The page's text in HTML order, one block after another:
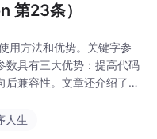
第23条）
用方法和优势。关键字参
数具有三大优势：提高代码
兼容性。文章还介绍了高
事项如避免重复指定参
人生